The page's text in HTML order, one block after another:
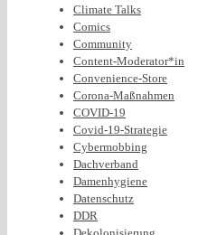
Climate Talks
Comics
Community
Content-Moderator*in
Convenience-Store
Corona-Maßnahmen
COVID-19
Covid-19-Strategie
Cybermobbing
Dachverband
Damenhygiene
Datenschutz
DDR